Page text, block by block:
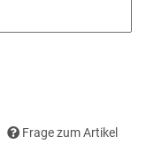
Frage zum Artikel